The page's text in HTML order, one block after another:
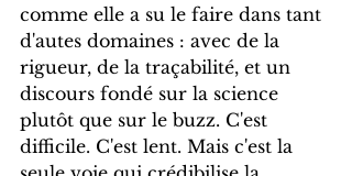
comme elle a su le faire dans tant
d'autes domaines : avec de la
rigueur, de la traçabilité, et un
discours fondé sur la science
plutôt que sur le buzz. C'est
difficile. C'est lent. Mais c'est la